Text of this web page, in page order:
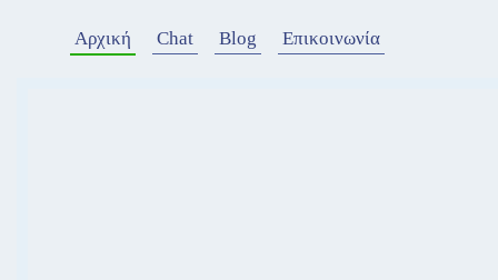
Αρχική Chat Blog Επικοινωνία